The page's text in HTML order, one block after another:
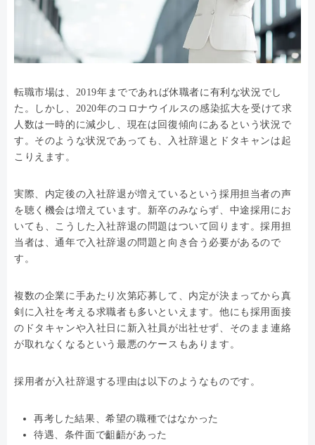
転職市場は、2019年までであれば休職者に有利な状況でし
た。しかし、2020年のコロナウイルスの感染拡大を受けて求
人数は一時的に減少し、現在は回復傾向にあるという状況で
す。そのような状況であっても、入社辞退とドタキャンは起
こりえます。
実際、内定後の入社辞退が増えているという採用担当者の声
を聴く機会は増えています。新卒のみならず、中途採用にお
いても、こうした入社辞退の問題はついて回ります。採用担
当者は、通年で入社辞退の問題と向き合う必要があるので
す。
複数の企業に手あたり次第応募して、内定が決まってから真
剣に入社を考える求職者も多いといえます。他にも採用面接
のドタキャンや入社日に新入社員が出社せず、そのまま連絡
が取れなくなるという最悪のケースもあります。
採用者が入社辞退する理由は以下のようなものです。
再考した結果、希望の職種ではなかった
待遇、条件面で齟齬があった